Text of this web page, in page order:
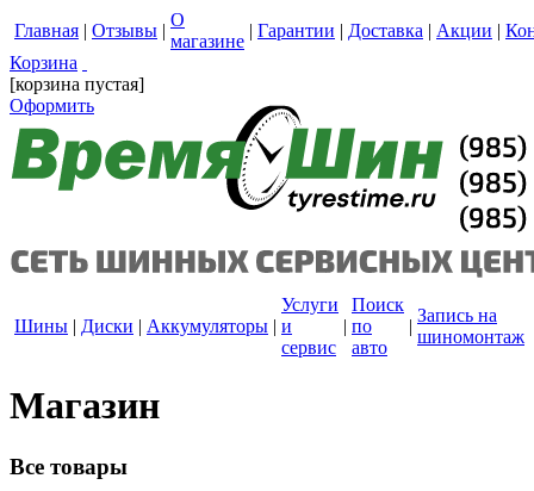
Главная | Отзывы |
О
магазине
| Гарантии | Доставка | Акции |
Корзина
[корзина пустая]
Оформить
Шины | Диски | Аккумуляторы |
Услуги
и
сервис
|
Поиск
по
авто
|
Запись на
шиномонтаж
Магазин
Все товары